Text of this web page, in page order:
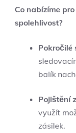
Co nabízíme
spolehlivost?
Pokročilé
balík
Pojištění
využít
zásilek.